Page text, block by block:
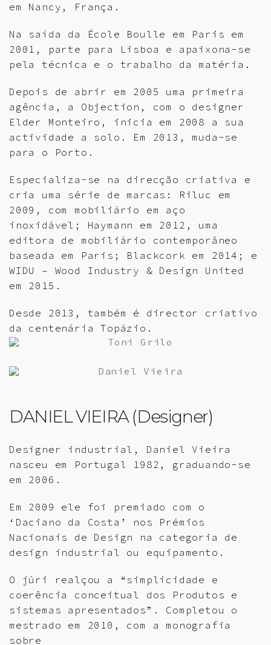
em Nancy, França.
Na saída da École Boulle em Paris em
2001, parte para Lisboa e apaixona-se
pela técnica e o trabalho da matéria.
Depois de abrir em 2005 uma primeira
agência, a Objection, com o designer
Elder Monteiro, inicia em 2008 a sua
actividade a solo. Em 2013, muda-se
para o Porto.
Especializa-se na direcção criativa e
cria uma série de marcas: Riluc em
2009, com mobiliário em aço
inoxidável; Haymann em 2012, uma
editora de mobiliário contemporâneo
baseada em Paris; Blackcork em 2014; e
WIDU – Wood Industry & Design United
em 2015.
Desde 2013, também é director criativo
da centenária Topázio.
DANIEL VIEIRA (Designer)
Designer industrial, Daniel Vieira
nasceu em Portugal 1982, graduando-se
em 2006.
Em 2009 ele foi premiado com o
‘Daciano da Costa’ nos Prémios
Nacionais de Design na categoria de
design industrial ou equipamento.
O júri realçou a “simplicidade e
coerência conceitual dos Produtos e
sistemas apresentados”. Completou o
mestrado em 2010, com a monografia
sobre